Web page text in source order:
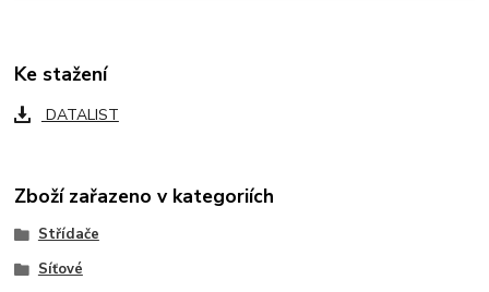
Ke stažení
DATALIST
Zboží zařazeno v kategoriích
Střídače
Síťové